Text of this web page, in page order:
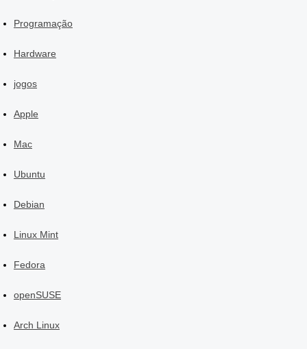
Programação
Hardware
jogos
Apple
Mac
Ubuntu
Debian
Linux Mint
Fedora
openSUSE
Arch Linux